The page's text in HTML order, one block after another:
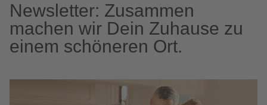
Newsletter: Zusammen
machen wir Dein Zuhause zu
einem schöneren Ort.